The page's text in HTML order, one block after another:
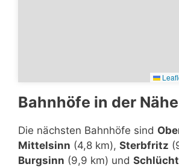
Bahnhöfe in der Nähe
Die nächsten Bahnhöfe sind
Mittelsinn (4,8 km), Sterbfritz
Burgsinn (9,9 km) und